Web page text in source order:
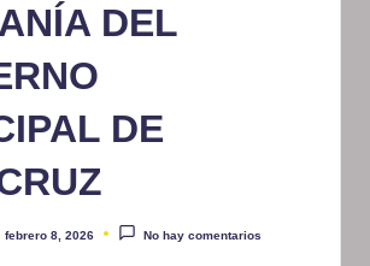
DEL
DE
febrero 8, 2026 No hay comentarios